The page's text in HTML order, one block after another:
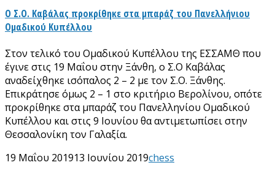
Ο Σ.Ο. Καβάλας προκρίθηκε στα μπαράζ του Πανελλήνιου
Ομαδικού Κυπέλλου
Στον τελικό του Ομαδικού Κυπέλλου της ΕΣΣΑΜΘ που
έγινε στις 19 Μαΐου στην Ξάνθη, ο Σ.Ο Καβάλας
αναδείχθηκε ισόπαλος 2 – 2 με τον Σ.Ο. Ξάνθης.
Επικράτησε όμως 2 – 1 στο κριτήριο Βερολίνου, οπότε
προκρίθηκε στα μπαράζ του Πανελληνίου Ομαδικού
Κυπέλλου και στις 9 Ιουνίου θα αντιμετωπίσει στην
Θεσσαλονίκη τον Γαλαξία.
19 Μαΐου 201913 Ιουνίου 2019chess